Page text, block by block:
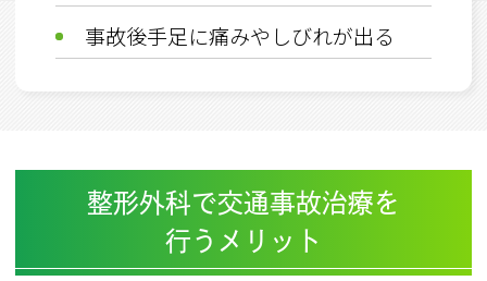
事故後手足に痛みやしびれが出る
整形外科で交通事故治療を
行うメリット